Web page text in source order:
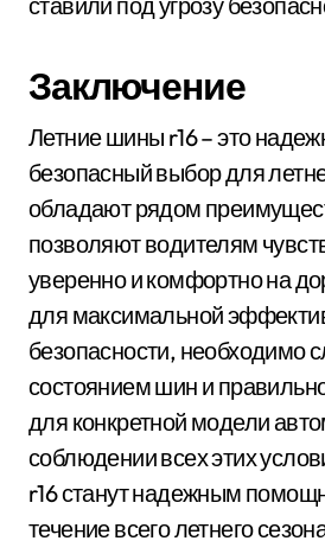
Заключение
Летние шины r16 – это
безопасный выбор для
обладают рядом
позволяют водителям
уверенно и комфортно на
для максимальной
безопасности, необходимо
состоянием шин и
для конкретной модели
соблюдении всех этих
r16 станут надежным
течение всего летнего